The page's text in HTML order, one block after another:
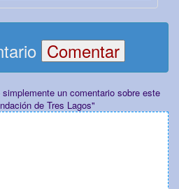
un comentario sobre este
de Tres Lagos"